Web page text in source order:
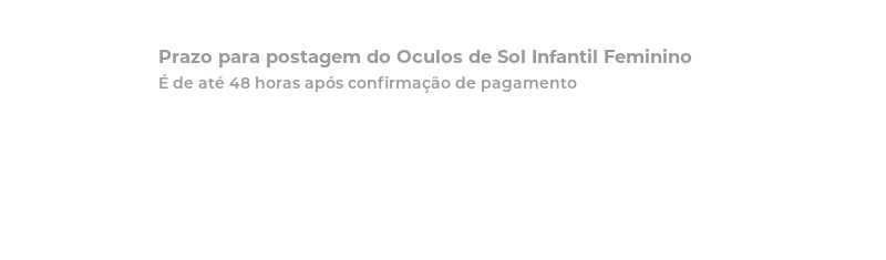
Prazo para postagem do Oculos de Sol Infantil Feminino
É de até 48 horas após confirmação de pagamento